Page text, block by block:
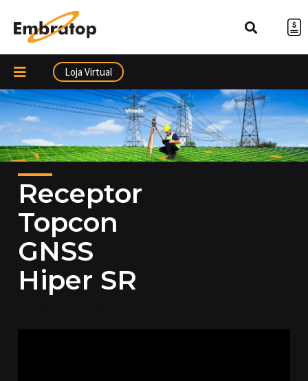
para
conteúdo
Loja Virtual
Receptor
Topcon
GNSS
Hiper SR